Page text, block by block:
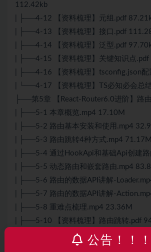
112.42kb
| ├──4-12 【资料梳理】元组.pdf
| ├──4-13 【资料梳理】接口.pdf
| ├──4-14 【资料梳理】泛型.pdf
| ├──4-15 【资料梳理】关键知识点
| ├──4-16 【资料梳理】tsconfig. json配
| └──4-17 【资料梳理】TS必知必会总
├──第5章 【React-Router6.0进阶】路
| ├──5-1 本章概览.mp4 17.10M
| ├──5-2 路由基本安装和使用.mp4
| ├──5-3 路由跳转4种方式.mp4 71.17M
| ├──5-4 通过HookApi和基础Api创建
| ├──5-5 动态路由和嵌套路由.mp4
| ├──5-6 路由的数据API讲解-
| ├──5-7 路由的数据API讲解-
| ├──5-8 重难点梳理.mp4 23.36M
| ├──5-10 【资料梳理】路由跳转.pdf
| ├──5-11 【资料梳理】通过API创建路
| ├──5-12 【资料梳理】动态路由、嵌
公告！！！